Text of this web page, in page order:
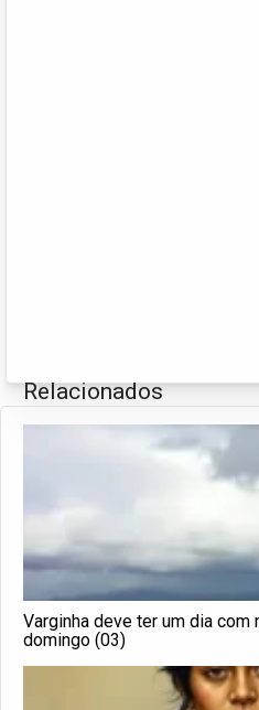
Relacionados
Varginha deve ter um dia
domingo (03)